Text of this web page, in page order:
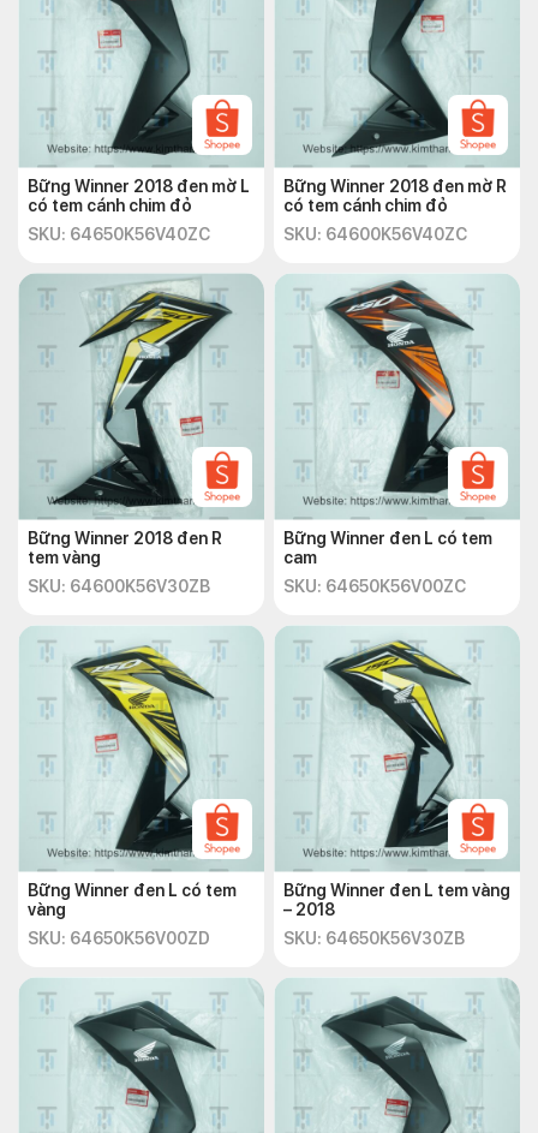
Bững Winner 2018 đen mờ L
có tem cánh chim đỏ
SKU: 64650K56V40ZC
Bững Winner 2018 đen mờ R
có tem cánh chim đỏ
SKU: 64600K56V40ZC
Bững Winner 2018 đen R
tem vàng
SKU: 64600K56V30ZB
Bững Winner đen L có tem
cam
SKU: 64650K56V00ZC
Bững Winner đen L có tem
vàng
SKU: 64650K56V00ZD
Bững Winner đen L tem vàng
– 2018
SKU: 64650K56V30ZB